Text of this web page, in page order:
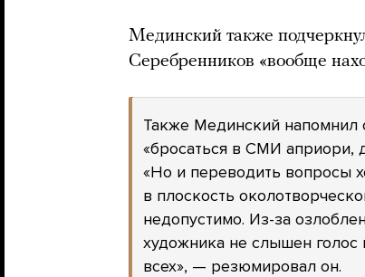
Мединский также
Серебренников «вообще
Также Мединский напомнил
«бросаться в СМИ априори,
«Но и переводить вопросы
в плоскость
недопустимо. Из-за
художника не слышен
всех», — резюмировал он.